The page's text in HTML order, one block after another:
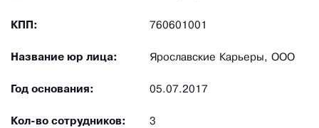
КПП: 760601001
Название юр лица: Ярославские Карьеры, ООО
Год основания: 05.07.2017
Кол-во сотрудников: 3